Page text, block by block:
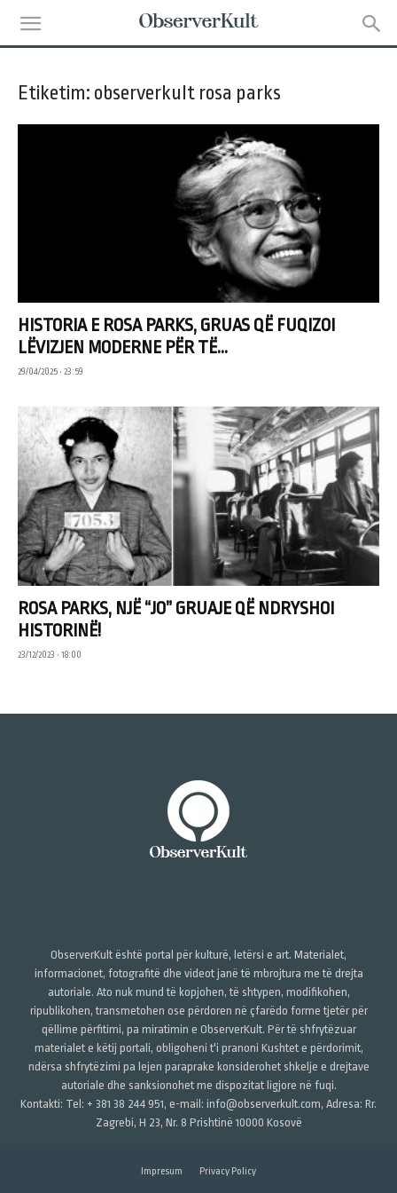
Etiketim: observerkult rosa parks
HISTORIA E ROSA PARKS, GRUAS QË FUQIZOI
LËVIZJEN MODERNE PËR TË...
29/04/2025 • 23:59
ROSA PARKS, NJË “JO” GRUAJE QË NDRYSHOI
HISTORINË!
23/12/2023 • 18:00
ObserverKult është portal për kulturë, letërsi e art. Materialet,
informacionet, fotografitë dhe videot janë të mbrojtura me të drejta
autoriale. Ato nuk mund të kopjohen, të shtypen, modifikohen,
ripublikohen, transmetohen ose përdoren në çfarëdo forme tjetër për
qëllime përfitimi, pa miratimin e ObserverKult. Për të shfrytëzuar
materialet e këtij portali, obligoheni t'i pranoni Kushtet e përdorimit,
ndërsa shfrytëzimi pa lejen paraprake konsiderohet shkelje e drejtave
autoriale dhe sanksionohet me dispozitat ligjore në fuqi.
Kontakti: Tel: + 381 38 244 951, e-mail: info@observerkult.com, Adresa: Rr.
Zagrebi, H 23, Nr. 8 Prishtinë 10000 Kosovë
Impresum Privacy Policy